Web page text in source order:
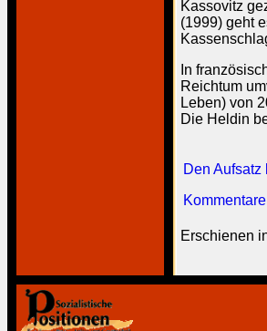
Kassovitz
(1999) geht
In
Reichtum
Leben) von
Die Heldin
Den Aufsatz
Kommentare
Erschienen